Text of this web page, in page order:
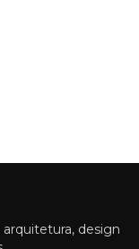
design